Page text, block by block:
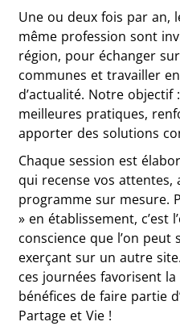
Une ou deux fois par an,
même profession sont
région, pour échanger
communes et travailler
d’actualité. Notre
meilleures pratiques,
apporter des solutions
Chaque session est
qui recense vos
programme sur mesure.
» en établissement, c’est
conscience que l’on peut
exerçant sur un autre
ces journées favorisent la
bénéfices de faire partie
Partage et Vie !